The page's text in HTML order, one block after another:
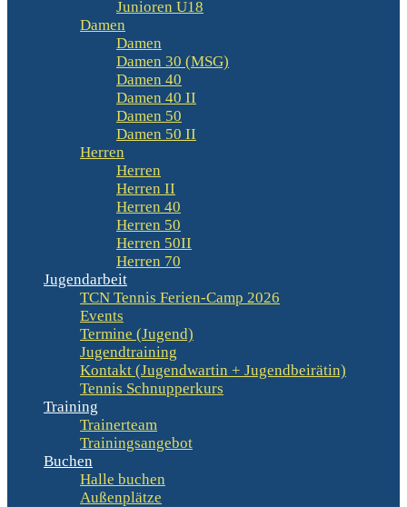
Junioren U18
Damen
Damen
Damen 30 (MSG)
Damen 40
Damen 40 II
Damen 50
Damen 50 II
Herren
Herren
Herren II
Herren 40
Herren 50
Herren 50II
Herren 70
Jugendarbeit
TCN Tennis Ferien-Camp 2026
Events
Termine (Jugend)
Jugendtraining
Kontakt (Jugendwartin + Jugendbeirätin)
Tennis Schnupperkurs
Training
Trainerteam
Trainingsangebot
Buchen
Halle buchen
Außenplätze